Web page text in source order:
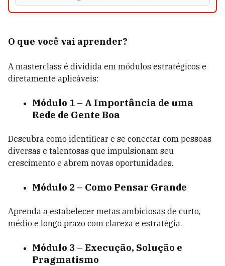
O que você vai aprender?
A masterclass é dividida em módulos estratégicos e
diretamente aplicáveis:
Módulo 1 – A Importância de uma
Rede de Gente Boa
Descubra como identificar e se conectar com pessoas
diversas e talentosas que impulsionam seu
crescimento e abrem novas oportunidades.
Módulo 2 – Como Pensar Grande
Aprenda a estabelecer metas ambiciosas de curto,
médio e longo prazo com clareza e estratégia.
Módulo 3 – Execução, Solução e
Pragmatismo